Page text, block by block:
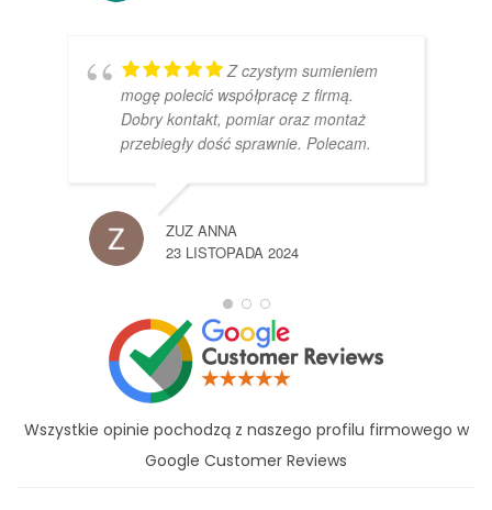
Z czystym sumieniem
mogę polecić współpracę z firmą.
Dobry kontakt, pomiar oraz montaż
przebiegły dość sprawnie. Polecam.
ZUZ ANNA
23 LISTOPADA 2024
Wszystkie opinie pochodzą z naszego profilu firmowego w
Google Customer Reviews